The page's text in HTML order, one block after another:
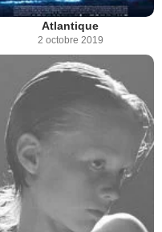
Atlantique
2 octobre 2019